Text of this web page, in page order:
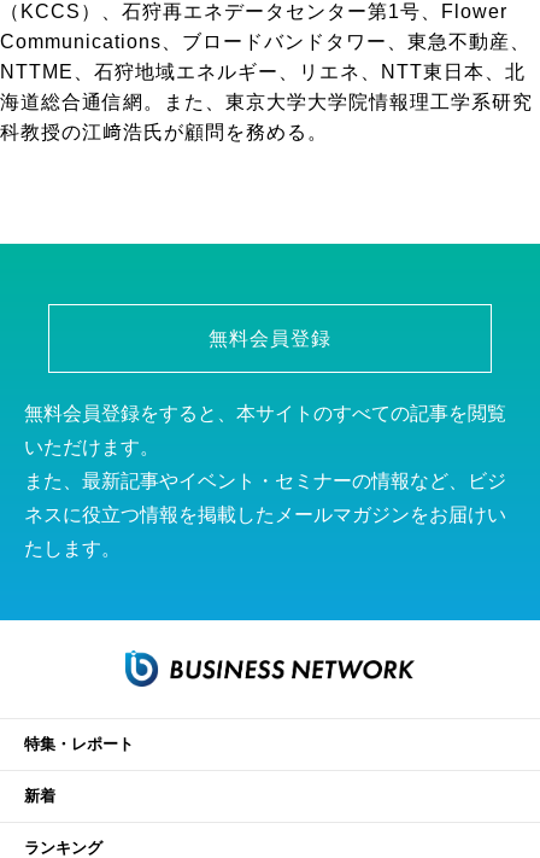
（KCCS）、石狩再エネデータセンター第1号、Flower
Communications、ブロードバンドタワー、東急不動産、
NTTME、石狩地域エネルギー、リエネ、NTT東日本、北
海道総合通信網。また、東京大学大学院情報理工学系研究
科教授の江﨑浩氏が顧問を務める。
無料会員登録
無料会員登録をすると、本サイトのすべての記事を閲覧
いただけます。
また、最新記事やイベント・セミナーの情報など、ビジ
ネスに役立つ情報を掲載したメールマガジンをお届けい
たします。
特集・レポート
新着
ランキング